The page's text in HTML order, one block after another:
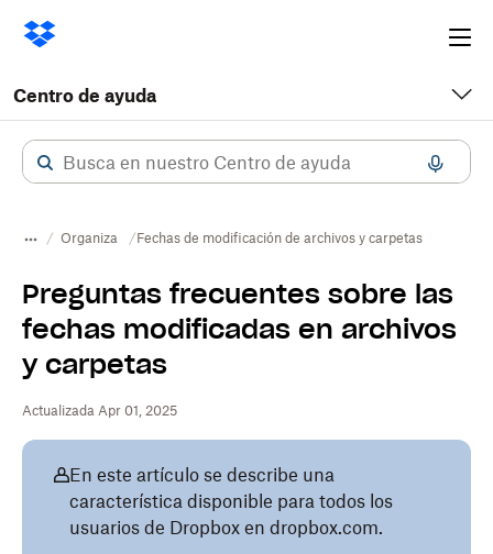
Centro de ayuda
Organiza Fechas de modificación de archivos y carpetas
Preguntas frecuentes sobre las
fechas modificadas en archivos
y carpetas
Actualizada Apr 01, 2025
En este artículo se describe una
característica disponible para todos los
usuarios de Dropbox en dropbox.com.